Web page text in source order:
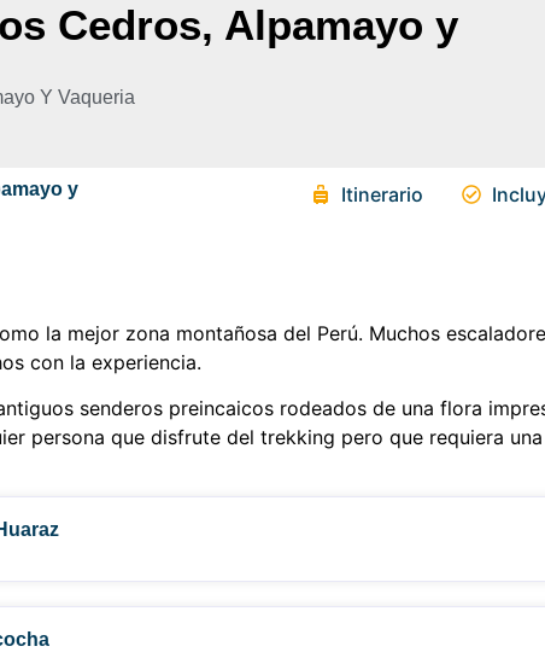
Cedros, Alpamayo y
Y Vaqueria
y
Itinerario
la mejor zona montañosa del Perú. Muchos
con la experiencia.
senderos preincaicos rodeados de una flora
persona que disfrute del trekking pero que requiera